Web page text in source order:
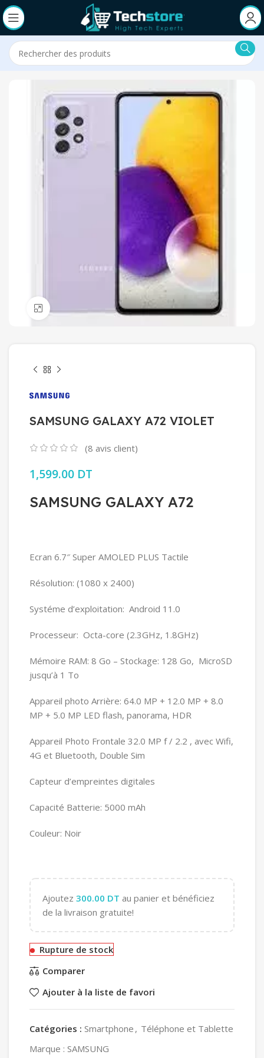
SAMSUNG GALAXY A72 VIOLET
(8 avis client)
1,599.00 DT
SAMSUNG GALAXY A72
Ecran 6.7″ Super AMOLED PLUS Tactile
Résolution: (1080 x 2400)
Systéme d’exploitation: Android 11.0
Processeur: Octa-core (2.3GHz, 1.8GHz)
Mémoire RAM: 8 Go – Stockage: 128 Go, MicroSD
jusqu’à 1 To
Appareil photo Arrière: 64.0 MP + 12.0 MP + 8.0
MP + 5.0 MP LED flash, panorama, HDR
Appareil Photo Frontale 32.0 MP f / 2.2 , avec Wifi,
4G et Bluetooth, Double Sim
Capteur d’empreintes digitales
Capacité Batterie: 5000 mAh
Couleur: Noir
Ajoutez 300.00 DT au panier et bénéficiez
de la livraison gratuite!
Rupture de stock
Comparer
Ajouter à la liste de favori
Catégories : Smartphone , Téléphone et Tablette
Marque : SAMSUNG